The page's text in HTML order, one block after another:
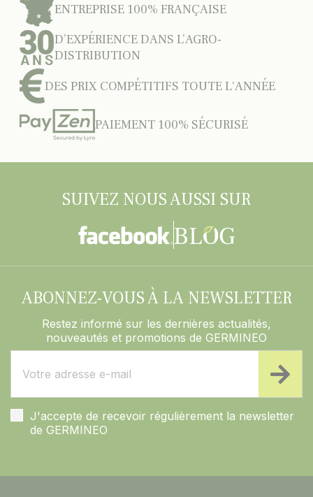
ENTREPRISE 100% FRANÇAISE
D’EXPÉRIENCE DANS L’AGRO-
DISTRIBUTION
DES PRIX COMPÉTITIFS TOUTE L'ANNÉE
PAIEMENT 100% SÉCURISÉ
SUIVEZ NOUS AUSSI SUR
ABONNEZ-VOUS À LA NEWSLETTER
Restez informé sur les dernières actualités,
nouveautés et promotions de GERMINEO
J'accepte de recevoir régulièrement la newsletter
de GERMINEO